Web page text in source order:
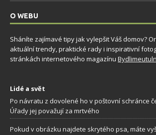
O WEBU
Sháníte zajímavé tipy jak vylepšit Váš domov?
aktuální trendy, praktické rady i inspirativní
stránkách internetového magazínu
Lidé a svět
Po návratu z dovolené ho v poštovní schránce
Úřady jej považují za mrtvého
Pokud v obrázku najdete skrytého psa, máte